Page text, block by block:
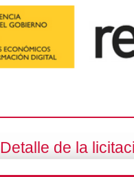
Detalle de la